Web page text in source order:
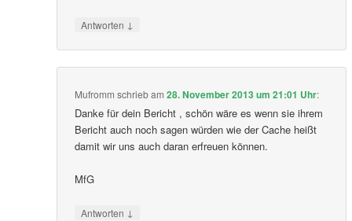
Antworten ↓
Mufromm schriebam 28. November 2013 um 21:01 Uhr:
Danke für dein Bericht , schön wäre es wenn sie ihrem
Bericht auch noch sagen würden wie der Cache heißt
damit wir uns auch daran erfreuen können.
MfG
Antworten ↓